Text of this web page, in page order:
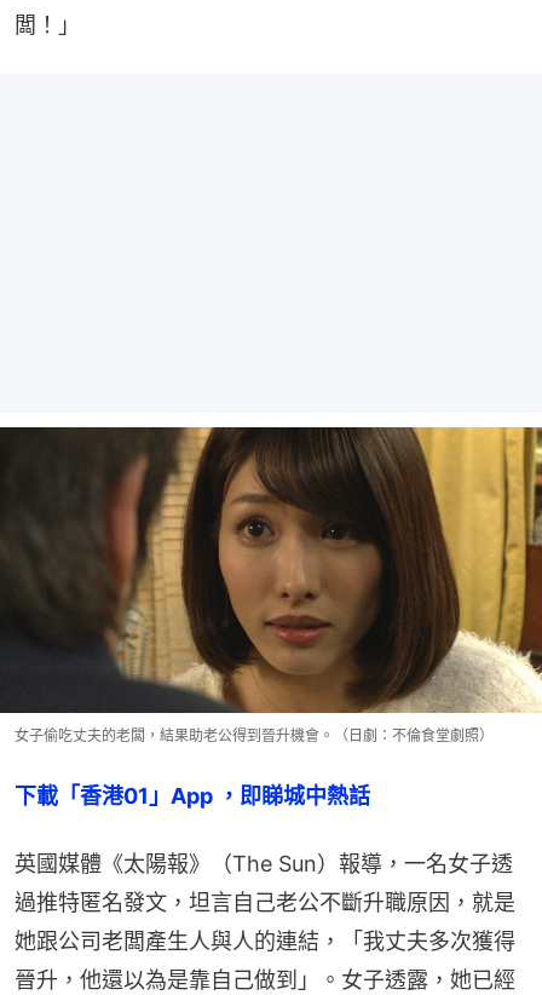
闆！」
女子偷吃丈夫的老闆，結果助老公得到晉升機會。（日劇：不倫食堂劇照）
下載「香港01」App ，即睇城中熱話
英國媒體《太陽報》（The Sun）報導，一名女子透
過推特匿名發文，坦言自己老公不斷升職原因，就是
她跟公司老闆產生人與人的連結，「我丈夫多次獲得
晉升，他還以為是靠自己做到」。女子透露，她已經